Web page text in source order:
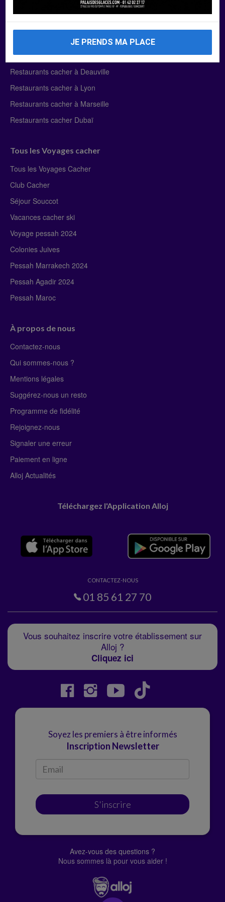
Manger Cacher
Liste des restaurants cacher
Restaurants cacher à Paris
Restaurants cacher à Deauville
Restaurants cacher à Lyon
Restaurants cacher à Marseille
Restaurants cacher Dubaï
Tous les Voyages cacher
Tous les Voyages Cacher
Club Cacher
Séjour Souccot
Vacances cacher ski
Voyage pessah 2024
Colonies Juives
Pessah Marrakech 2024
Pessah Agadir 2024
Pessah Maroc
À propos de nous
Contactez-nous
Qui sommes-nous ?
Mentions légales
Suggérez-nous un resto
Programme de fidélité
Rejoignez-nous
Signaler une erreur
Paiement en ligne
Alloj Actualités
Téléchargez l'Application Alloj
CONTACTEZ-NOUS
01 85 61 27 70
Vous souhaitez inscrire votre établissement sur
Alloj ?
Cliquez ici
Soyez les premiers à être informés
Inscription Newsletter
S'inscrire
Avez-vous des questions ?
Nous sommes là pour vous aider !
JE PRENDS MA PLACE